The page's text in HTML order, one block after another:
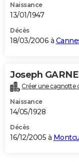
Naissance
13/01/1947
Décès
18/03/2006 à
Joseph
Créer une cagnotte
Naissance
14/05/1928
Décès
16/12/2005 à